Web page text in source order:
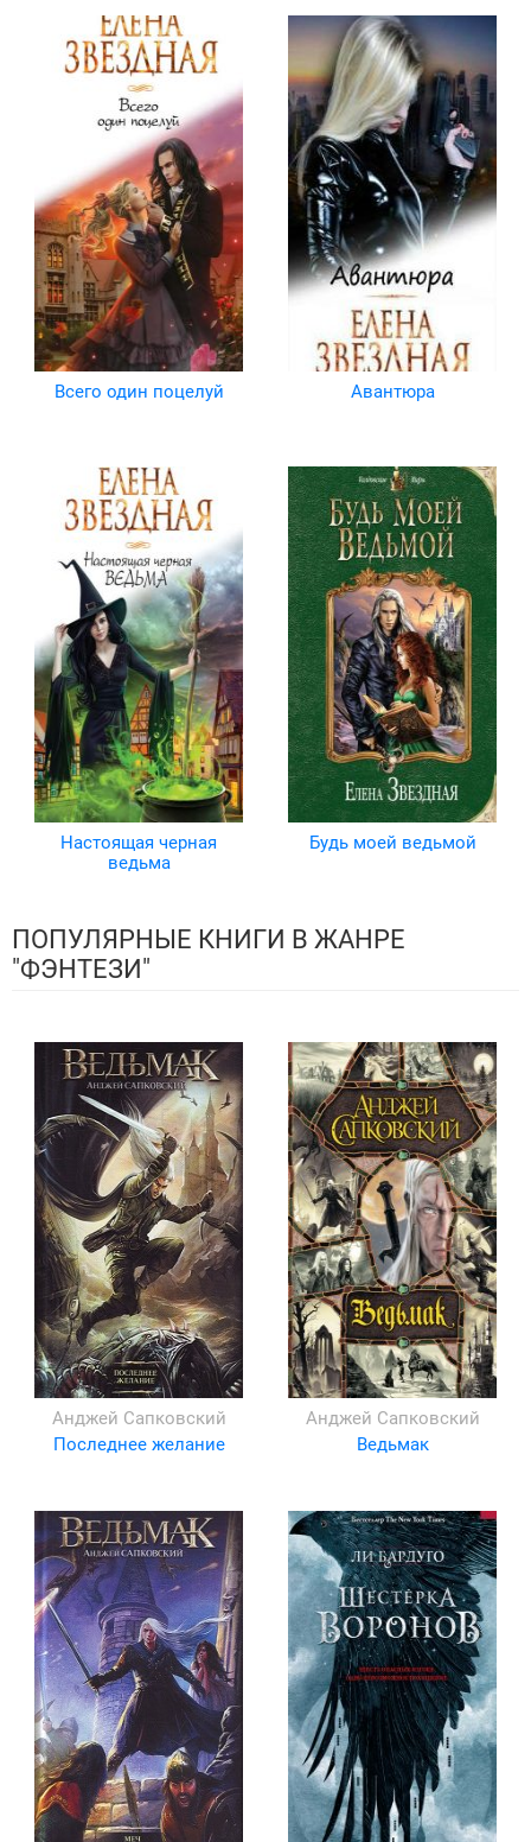
Всего один поцелуй Авантюра
Настоящая черная
ведьма
Будь моей ведьмой
ПОПУЛЯРНЫЕ КНИГИ В ЖАНРЕ
"ФЭНТЕЗИ"
Анджей Сапковский
Последнее желание
Анджей Сапковский
Ведьмак